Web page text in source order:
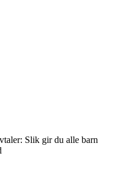
Slik gir du alle barn